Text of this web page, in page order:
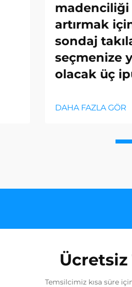
artırmak
sondaj
seçmenize
olacak üç
DAHA FAZLA GÖR
Ücretsiz
Temsilcimiz kısa süre